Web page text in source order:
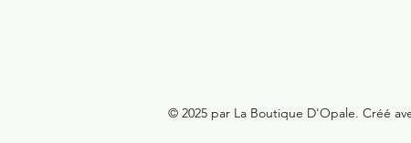
© 2025 par La Boutique D'Opale. Créé